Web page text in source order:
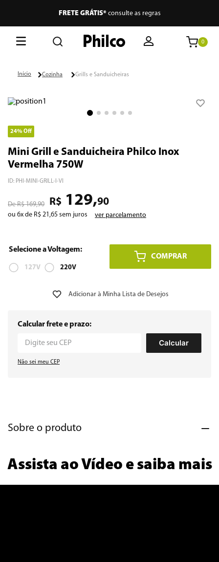
FRETE GRÁTIS*consulte as regras
0
Cozinha Grills e Sanduicheiras
24%Off
Mini Grill e Sanduicheira Philco Inox
Vermelha 750W
ID: PHI-MINI-GRILL-I-VI
R$ 169,90 R$ 129,90
ou 6x de R$ 21,65 sem juros ver parcelamento
127V 220V
COMPRAR
Calcular frete e prazo:
Calcular
Não sei meu CEP
Sobre o produto
Assista ao Vídeo e saiba mais
Termos mais buscados
1º lava seca
3º portátil
4 º vertical
5º embutir
aspiradores
7º air fryer